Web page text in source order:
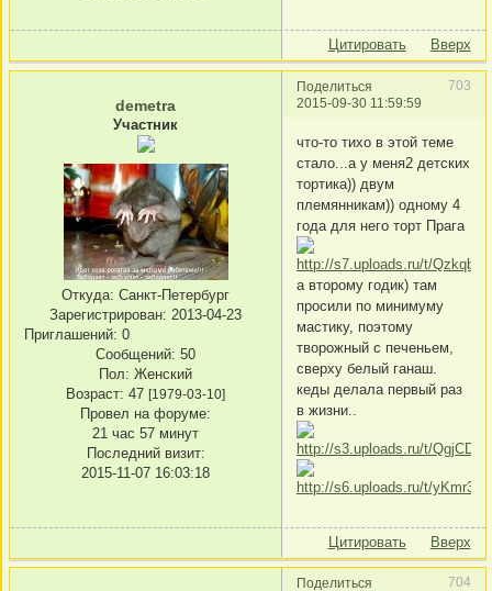
Цитировать Вверх
Поделиться
703
2015-09-30 11:59:59
demetra
Участник
Откуда: Санкт-Петербург
Зарегистрирован: 2013-04-23
Приглашений: 0
Сообщений: 50
Пол: Женский
Возраст: 47 [1979-03-10]
Провел на форуме:
21 час 57 минут
Последний визит:
2015-11-07 16:03:18
что-то тихо в этой теме
стало...а у меня2 детских
тортика)) двум
племянникам)) одному 4
года для него торт Прага
а второму годик) там
просили по минимуму
мастику, поэтому
творожный с печеньем,
сверху белый ганаш.
кеды делала первый раз
в жизни..
Цитировать Вверх
Поделиться 704